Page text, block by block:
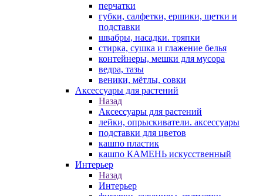
перчатки
губки, салфетки, ершики, щетки и
подставки
швабры, насадки. тряпки
стирка, сушка и глажение белья
контейнеры, мешки для мусора
ведра, тазы
веники, мётлы, совки
Аксессуары для растений
Назад
Аксессуары для растений
лейки, опрыскиватели. аксессуары
подставки для цветов
кашпо пластик
кашпо КАМЕНЬ искусственный
Интерьер
Назад
Интерьер